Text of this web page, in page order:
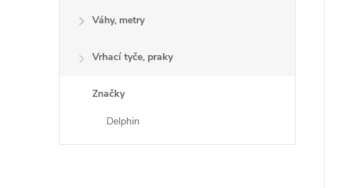
Váhy, metry
Vrhací tyče, praky
Značky
Delphin